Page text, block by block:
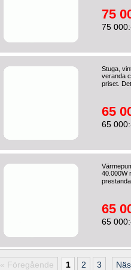
75
75
Stuga,
veranda
priset.
65
65
40.000W
65
65
« Föregående 1 2 3